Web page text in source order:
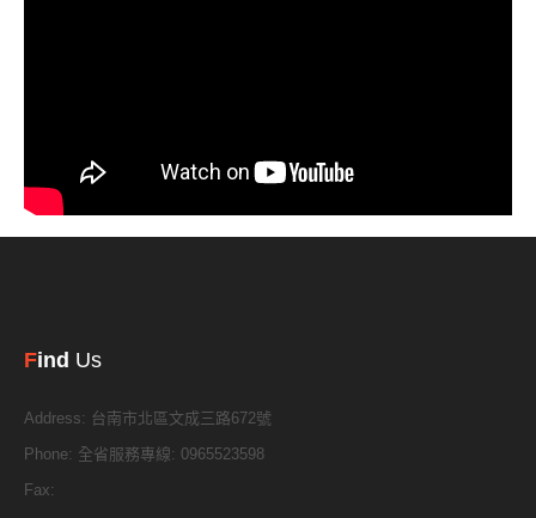
Find Us
Address: 台南市北區文成三路672號
Phone: 全省服務專線: 0965523598
Fax: